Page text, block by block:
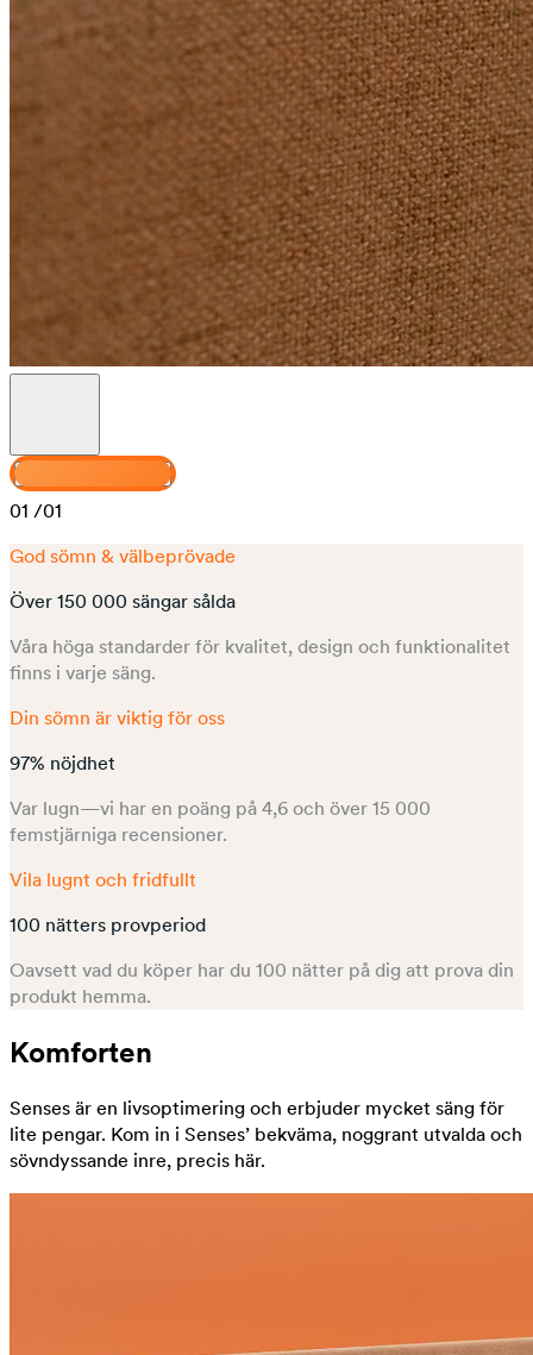
01 /01
God sömn & välbeprövade
Över 150 000 sängar sålda
Våra höga standarder för kvalitet, design och funktionalitet
finns i varje säng.
Din sömn är viktig för oss
97% nöjdhet
Var lugn—vi har en poäng på 4,6 och över 15 000
femstjärniga recensioner.
Vila lugnt och fridfullt
100 nätters provperiod
Oavsett vad du köper har du 100 nätter på dig att prova din
produkt hemma.
Komforten
Senses är en livsoptimering och erbjuder mycket säng för
lite pengar. Kom in i Senses’ bekväma, noggrant utvalda och
sövndyssande inre, precis här.